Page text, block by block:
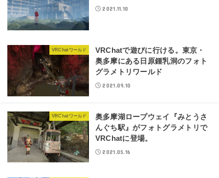
2021.11.10
VRChatワールド
VRChatで遊びに行ける。東京・
奥多摩にある日原鍾乳洞のフォト
グラメトリワールド
2021.09.10
VRChatワールド
奥多摩湖ロープウェイ『みとうさ
んぐち駅』がフォトグラメトリで
VRChatに登場。
2021.05.16